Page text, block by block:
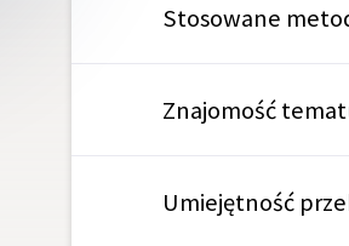
Stosowane
Znajomość
Umiejętność